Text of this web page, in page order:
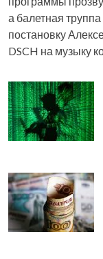
а балетная
постановку
DSCH на музыку